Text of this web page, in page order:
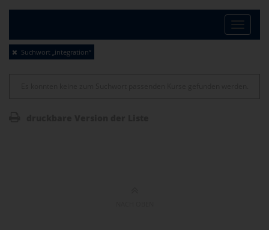
Toggle
Suchwort „integration“